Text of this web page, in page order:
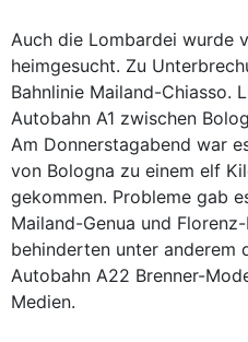
Auch die Lombardei wurde
heimgesucht. Zu
Bahnlinie Mailand-Chiasso.
Autobahn A1 zwischen
Am Donnerstagabend war
von Bologna zu einem elf
gekommen. Probleme gab
Mailand-Genua und
behinderten unter anderem
Autobahn A22 Brenner-
Medien.